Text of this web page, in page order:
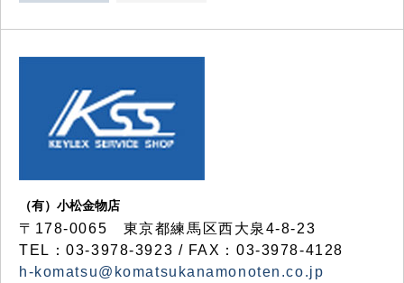
（有）小松金物店
〒178-0065 東京都練馬区西大泉4-8-23
TEL：03-3978-3923 / FAX：03-3978-4128
h-komatsu@komatsukanamonoten.co.jp